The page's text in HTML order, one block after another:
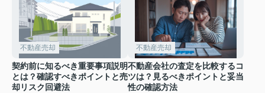
不動産売却
契約前に知るべき重要事項説明
とは？確認すべきポイントと売
却リスク回避法
不動産売却
不動産会社の査定を比較するコ
ツは？見るべきポイントと妥当
性の確認方法